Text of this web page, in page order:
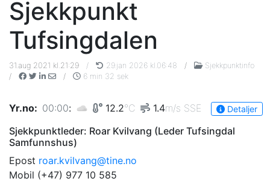
Sjekkpunkt
Tufsingdalen
31.aug 2021 kl.21:29 / 29.jan 2026 kl.06:48 /
Sjekkpunktinfo
/
/ 6 min 32 sek
Yr.no: 00:00: 12.2°C 1.4m/s SSE Detaljer
Sjekkpunktleder: Roar Kvilvang (Leder Tufsingdal
Samfunnshus)
Epost roar.kvilvang@tine.no
Mobil (+47) 977 10 585